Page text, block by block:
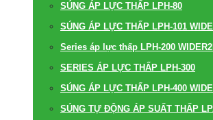
SÚNG ÁP LỰC THẤP LPH-80
SÚNG ÁP LỰC THẤP LPH-101
Series áp lực thấp LPH-200
SERIES ÁP LỰC THẤP LPH-300
SÚNG ÁP LỰC THẤP LPH-400
SÚNG TỰ ĐỘNG ÁP SUẤT THẤP